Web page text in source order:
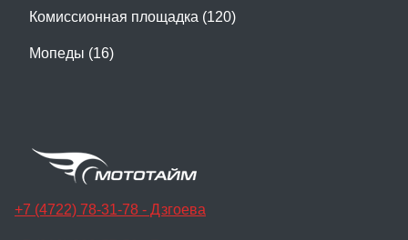
Комиссионная площадка (120)
Мопеды (16)
+7 (4722) 78-31-78 - Дзгоева